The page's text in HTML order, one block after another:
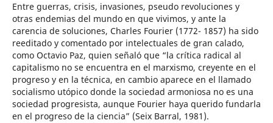
Entre guerras, crisis, invasiones, pseudo revoluciones y
otras endemias del mundo en que vivimos, y ante la
carencia de soluciones, Charles Fourier (1772- 1857) ha sido
reeditado y comentado por intelectuales de gran calado,
como Octavio Paz, quien señaló que “la crítica radical al
capitalismo no se encuentra en el marxismo, creyente en el
progreso y en la técnica, en cambio aparece en el llamado
socialismo utópico donde la sociedad armoniosa no es una
sociedad progresista, aunque Fourier haya querido fundarla
en el progreso de la ciencia” (Seix Barral, 1981).